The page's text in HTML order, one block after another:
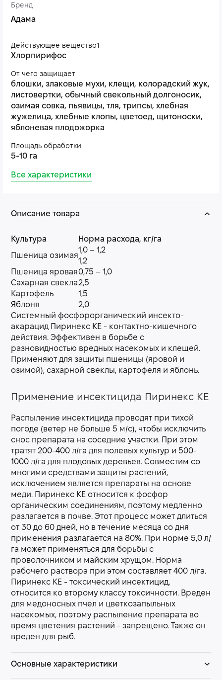
Бренд
Адама
Действующее вещество1
Хлорпирифос
От чего защищает
блошки, злаковые мухи, клещи, колорадский жук,
листовертки, обычный свекольный долгоносик,
озимая совка, пьявицы, тля, трипсы, хлебная
жужелица, хлебные клопы, цветоед, щитоноски,
яблоневая плодожорка
Площадь обработки
5-10 га
Все характеристики
Описание товара
Культура Норма расхода, кг/га
Пшеница озимая
1,0 – 1,2
1,2
Пшеница яровая0,75 – 1,0
Сахарная свекла2,5
Картофель
1,5
Яблоня
2,0
Системный фосфорорганический инсекто-
акарацид Пиринекс КЕ - контактно-кишечного
действия. Эффективен в борьбе с
разновидностью вредных насекомых и клещей.
Применяют для защиты пшеницы (яровой и
озимой), сахарной свеклы, картофеля и яблонь.
Применение инсектицида Пиринекс КЕ
Распыление инсектицида проводят при тихой
погоде (ветер не больше 5 м/с), чтобы исключить
снос препарата на соседние участки. При этом
тратят 200-400 л/га для полевых культур и 500-
1000 л/га для плодовых деревьев. Совместим со
многими средствами защиты растений,
исключением является препараты на основе
меди. Пиринекс КЕ относится к фосфор
органическим соединениям, поэтому медленно
разлагается в почве. Этот процесс может длиться
от 30 до 60 дней, но в течение месяца со дня
применения разлагается на 80%. При норме 5,0 л/
га может применяться для борьбы с
проволочником и майским хрущом. Норма
рабочего раствора при этом составляет 400 л/га.
Пиринекс КЕ - токсический инсектицид,
относится ко второму классу токсичности. Вреден
для медоносных пчел и цветкозапыльных
насекомых, поэтому распыление препарата во
время цветения растений - запрещено. Также он
вреден для рыб.
Основные характеристики